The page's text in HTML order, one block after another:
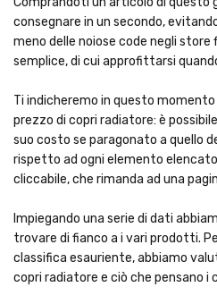
consegnare in un secondo,
meno delle noiose code negli
semplice, di cui approfittarsi
Ti indicheremo in questo
prezzo di copri radiatore: è
suo costo se paragonato a quello
rispetto ad ogni elemento
cliccabile, che rimanda ad una
Impiegando una serie di dati
trovare di fianco a i vari prodotti.
classifica esauriente, abbiamo
copri radiatore e ciò che pensano i